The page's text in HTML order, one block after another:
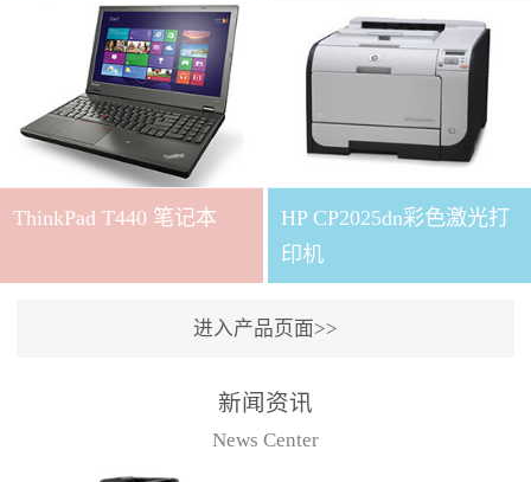
ThinkPad T440 笔记本
HP CP2025dn彩色激光打
印机
进入产品页面>>
新闻资讯
News Center